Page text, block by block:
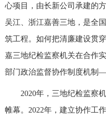
心项目，由长新公司承建的
吴江、浙江嘉善三地，是全
筑工程。如何把清廉建设贯
嘉三地纪检监察机关在合作
部门政治监督协作制度机
2020年，三地纪检监察
帷幕。2022年，建立协作工